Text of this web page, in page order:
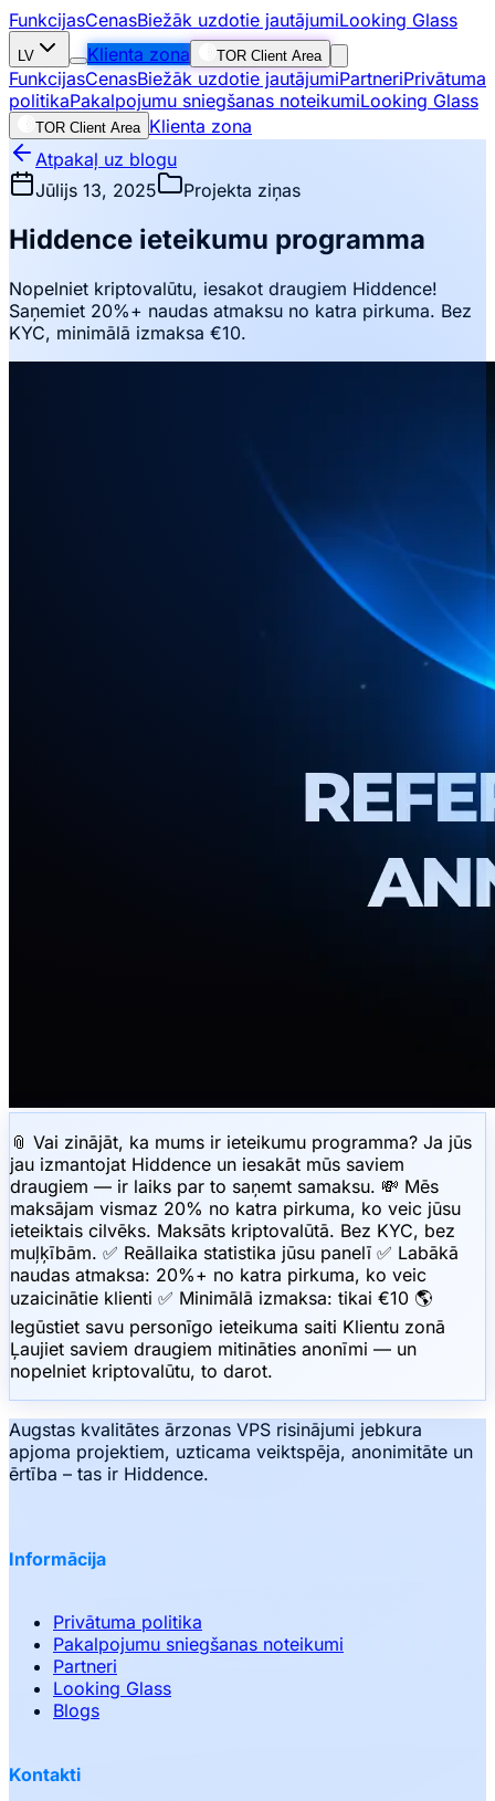
FunkcijasCenasBiežāk uzdotie jautājumiLooking Glass
LV Klienta zona TOR Client Area
FunkcijasCenasBiežāk uzdotie jautājumiPartneriPrivātuma
politikaPakalpojumu sniegšanas noteikumiLooking Glass
TOR Client Area Klienta zona
Atpakaļ uz blogu
Jūlijs 13, 2025
Projekta ziņas
Hiddence ieteikumu programma
Nopelniet kriptovalūtu, iesakot draugiem Hiddence!
Saņemiet 20%+ naudas atmaksu no katra pirkuma. Bez
KYC, minimālā izmaksa €10.
📎 Vai zinājāt, ka mums ir ieteikumu programma? Ja jūs
jau izmantojat Hiddence un iesakāt mūs saviem
draugiem — ir laiks par to saņemt samaksu. 💸 Mēs
maksājam vismaz 20% no katra pirkuma, ko veic jūsu
ieteiktais cilvēks. Maksāts kriptovalūtā. Bez KYC, bez
muļķībām. ✅ Reāllaika statistika jūsu panelī ✅ Labākā
naudas atmaksa: 20%+ no katra pirkuma, ko veic
uzaicinātie klienti ✅ Minimālā izmaksa: tikai €10 🌎
Iegūstiet savu personīgo ieteikuma saiti Klientu zonā
Ļaujiet saviem draugiem mitināties anonīmi — un
nopelniet kriptovalūtu, to darot.
Augstas kvalitātes ārzonas VPS risinājumi jebkura
apjoma projektiem, uzticama veiktspēja, anonimitāte un
ērtība – tas ir Hiddence.
Informācija
Privātuma politika
Pakalpojumu sniegšanas noteikumi
Partneri
Looking Glass
Blogs
Kontakti